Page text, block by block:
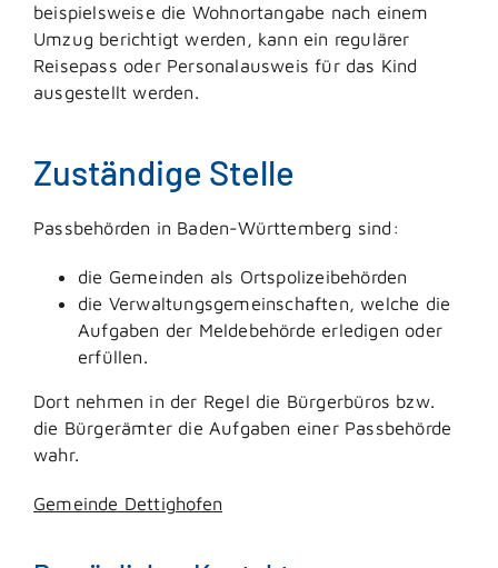
beispielsweise die Wohnortangabe nach einem
Umzug berichtigt werden, kann ein regulärer
Reisepass oder Personalausweis für das Kind
ausgestellt werden.
Zuständige Stelle
Passbehörden in Baden-Württemberg sind:
die Gemeinden als Ortspolizeibehörden
die Verwaltungsgemeinschaften, welche die
Aufgaben der Meldebehörde erledigen oder
erfüllen.
Dort nehmen in der Regel die Bürgerbüros bzw.
die Bürgerämter die Aufgaben einer Passbehörde
wahr.
Gemeinde Dettighofen